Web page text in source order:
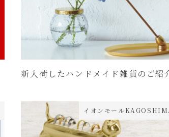
新入荷したハンドメイド雑貨のご紹
イオンモール